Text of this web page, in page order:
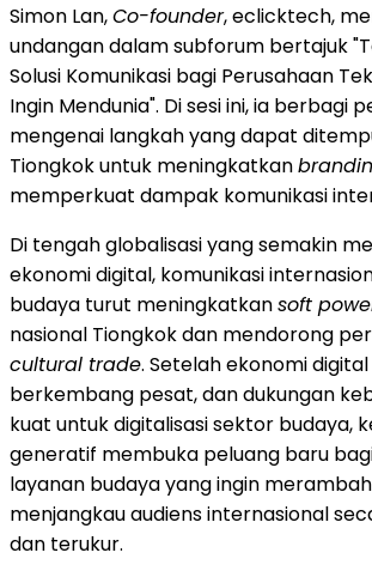
Simon Lan,Co-founder, eclicktech,
undangan dalam subforum bertajuk
Solusi Komunikasi bagi Perusahaan
Ingin Mendunia". Di sesi ini, ia berbagi
mengenai langkah yang dapat
Tiongkok untuk meningkatkan
memperkuat dampak komunikasi
Di tengah globalisasi yang semakin
ekonomi digital, komunikasi
budaya turut meningkatkansoft
nasional Tiongkok dan mendorong
cultural trade. Setelah ekonomi
berkembang pesat, dan dukungan
kuat untuk digitalisasi sektor budaya,
generatif membuka peluang baru
layanan budaya yang ingin
menjangkau audiens internasional
dan terukur.